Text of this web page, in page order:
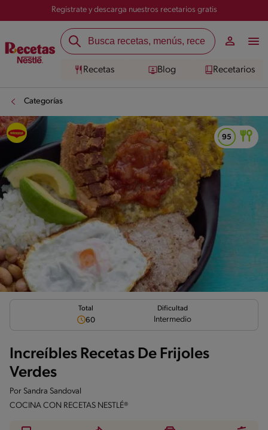
Registrate y descarga nuestros recetarios gratis
Recetas Blog Recetarios
Categorías
Total
60
Dificultad
Intermedio
Increíbles Recetas De Frijoles
Verdes
Por Sandra Sandoval
COCINA CON RECETAS NESTLÉ®